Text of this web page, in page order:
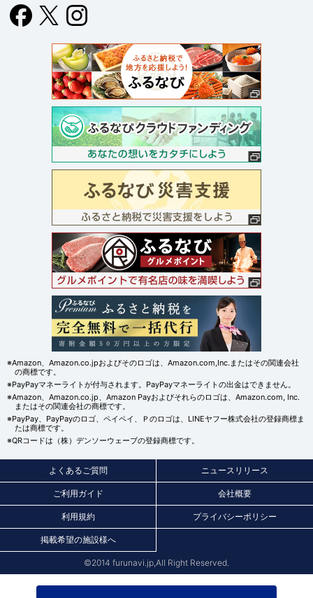
※Amazon、Amazon.co.jpおよびそのロゴは、Amazon.com,Inc.またはその関連会社
の商標です。
※PayPayマネーライトが付与されます。PayPayマネーライトの出金はできません。
※Amazon、Amazon.co.jp、Amazon Payおよびそれらのロゴは、Amazon.com, Inc.
またはその関連会社の商標です。
※PayPay、PayPayのロゴ、ペイペイ、Ｐのロゴは、LINEヤフー株式会社の登録商標ま
たは商標です。
※QRコードは（株）デンソーウェーブの登録商標です。
よくあるご質問 ニュースリリース
ご利用ガイド 会社概要
利用規約 プライバシーポリシー
掲載希望の施設様へ
©2014 furunavi.jp,All Right Reserved.